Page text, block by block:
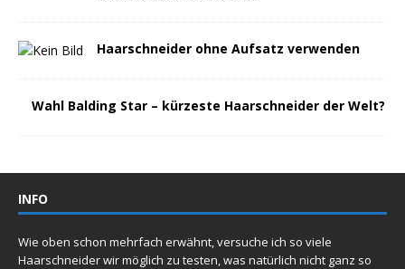
Haarschneider ohne Aufsatz verwenden
Wahl Balding Star – kürzeste Haarschneider der Welt?
INFO
Wie oben schon mehrfach erwähnt, versuche ich so viele
Haarschneider wir möglich zu testen, was natürlich nicht ganz so